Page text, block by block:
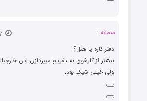
سمانه :
دفتر کاره یا هتل؟
بیشتر از کارشون به تفریح میپردازن این خارجیا!
ولی خیلی شیک بود.